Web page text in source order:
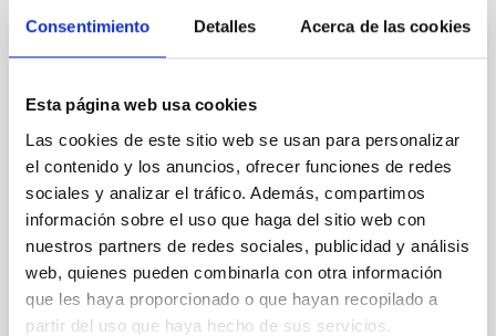
Consentimiento Detalles Acerca de las cookies
Esta página web usa cookies
Las cookies de este sitio web se usan para personalizar
el contenido y los anuncios, ofrecer funciones de redes
sociales y analizar el tráfico. Además, compartimos
información sobre el uso que haga del sitio web con
nuestros partners de redes sociales, publicidad y análisis
web, quienes pueden combinarla con otra información
que les haya proporcionado o que hayan recopilado a
partir del uso que haya hecho de sus servicios.
Propiedades Físicas y Evolución de
Estrellas Masivas
Las estrellas masivas son objetos claves para la
Astrofísica. Estas estrellas nacen con más de 8
masas solares, lo que las condena a morir como
Supernovas. Durante su rápida evolución liberan, a
través de fuertes vientos estelares, gran cantidad de
material procesado en su núcleo y, en determinadas
fases evolutivas, emiten gran cantidad de